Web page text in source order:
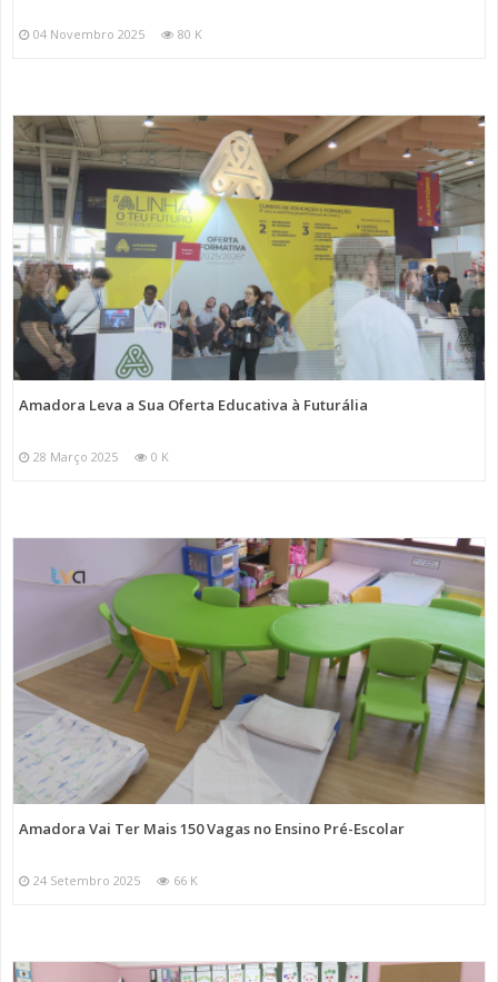
04 Novembro 2025 80 K
Amadora Leva a Sua Oferta Educativa à Futurália
28 Março 2025 0 K
Amadora Vai Ter Mais 150 Vagas no Ensino Pré-Escolar
24 Setembro 2025 66 K